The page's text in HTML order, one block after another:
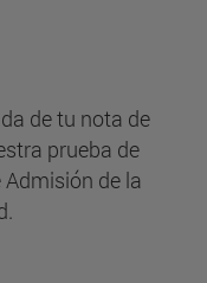
de tu nota de
prueba de
de la